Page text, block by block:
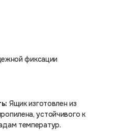
фиксации
Ящик изготовлен из
устойчивого к
температур.